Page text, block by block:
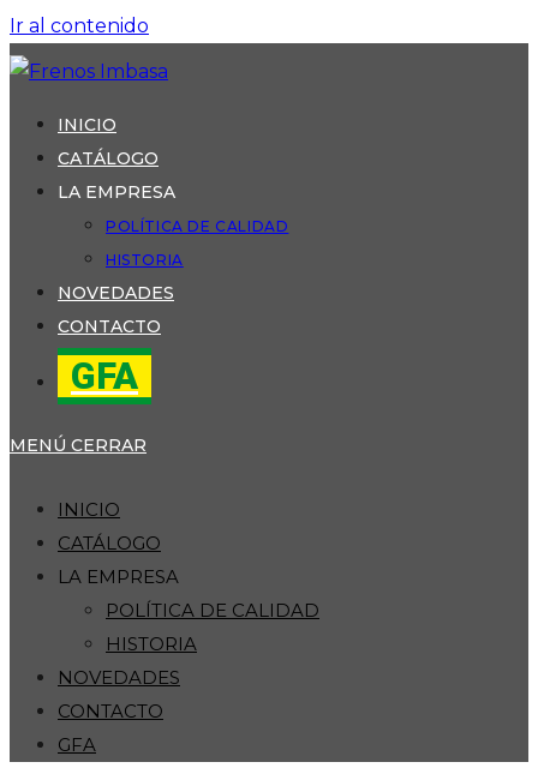
Ir al contenido
INICIO
CATÁLOGO
LA EMPRESA
POLÍTICA DE CALIDAD
HISTORIA
NOVEDADES
CONTACTO
GFA
MENÚ CERRAR
INICIO
CATÁLOGO
LA EMPRESA
POLÍTICA DE CALIDAD
HISTORIA
NOVEDADES
CONTACTO
GFA